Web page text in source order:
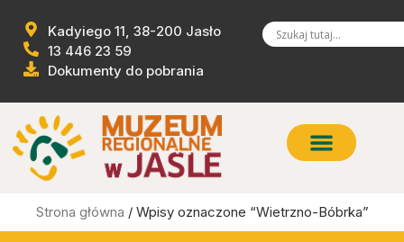
Kadyiego 11, 38-200 Jasło
13 446 23 59
Dokumenty do pobrania
Strona główna / Wpisy oznaczone “Wietrzno-Bóbrka”